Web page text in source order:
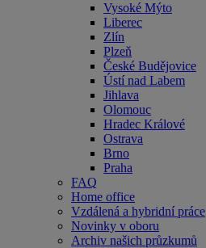
Vysoké Mýto
Liberec
Zlín
Plzeň
České Budějovice
Ústí nad Labem
Jihlava
Olomouc
Hradec Králové
Ostrava
Brno
Praha
FAQ
Home office
Vzdálená a hybridní práce
Novinky v oboru
Archiv našich průzkumů